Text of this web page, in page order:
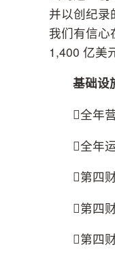
并以创纪录
我们有信心
1,400 亿美
基础设
全年
全年
第四
第四
第四